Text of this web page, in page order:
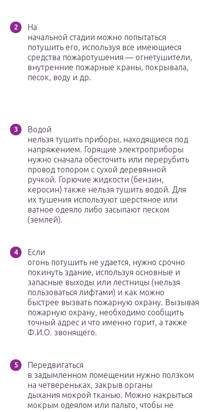
На
начальной стадии можно попытаться
потушить его, используя все имеющи­еся
средства пожаротушения — огнетушители,
внутренние пожарные краны, покрывала,
песок, воду и др.
Водой
нельзя тушить приборы, находящиеся под
напряжением. Горящие элек­троприборы
нужно сначала обесточить или перерубить
провод топором с сухой деревянной
ручкой. Горючие жидкости (бензин,
керосин) также нельзя тушить водой. Для
их тушения используют шерстяное или
ватное одеяло либо засыпа­ют песком
(землей).
Если
огонь потушить не удается, нужно срочно
покинуть здание, используя основные и
запасные выходы или лестницы (нельзя
пользоваться лифтами) и как можно
быстрее вызвать пожарную охрану. Вызывая
пожарную охрану, необ­ходимо сообщить
точный адрес и что именно горит, а также
Ф.И.О. звонящего.
Передвигаться
в задымленном помещении нужно ползком
на четвереньках, за­крыв органы
дыхания мокрой тканью. Можно накрыться
мокрым одеялом или пальто, чтобы не